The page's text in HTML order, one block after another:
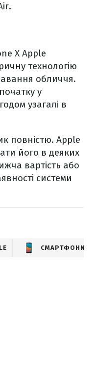
X Apple
технологію
обличчя.
у
узагалі в
повністю. Apple
його в деяких
вартість або
системи
СМАРТФОНИ